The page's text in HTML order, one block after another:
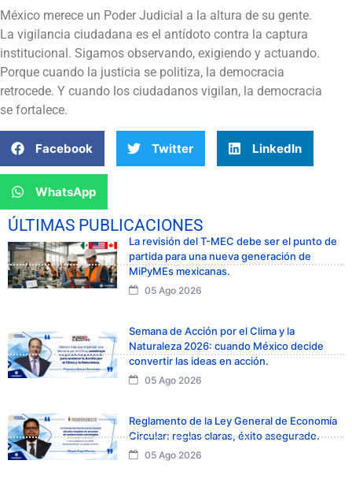
México merece un Poder Judicial a la altura de su gente.
La vigilancia ciudadana es el antídoto contra la captura
institucional. Sigamos observando, exigiendo y actuando.
Porque cuando la justicia se politiza, la democracia
retrocede. Y cuando los ciudadanos vigilan, la democracia
se fortalece.
Facebook Twitter LinkedIn
WhatsApp
ÚLTIMAS PUBLICACIONES
La revisión del T-MEC debe ser el punto de
partida para una nueva generación de
MiPyMEs mexicanas.
05 Ago 2026
Semana de Acción por el Clima y la
Naturaleza 2026: cuando México decide
convertir las ideas en acción.
05 Ago 2026
Reglamento de la Ley General de Economía
Circular: reglas claras, éxito asegurado.
05 Ago 2026